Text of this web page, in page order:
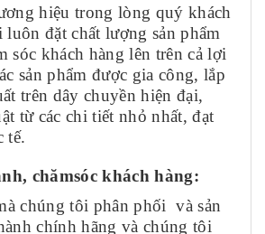
hiệu trong lòng quý khách
đặt chất lượng sản phẩm
sóc khách hàng lên trên cả lợi
sản phẩm được gia công, lắp
trên dây chuyền hiện đại,
từ các chi tiết nhỏ nhất, đạt
tế.
chămsóc khách hàng:
chúng tôi phân phối và sản
chính hãng và chúng tôi